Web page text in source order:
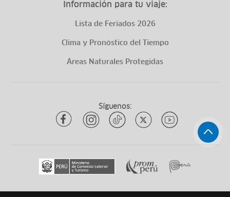
Información para tu viaje:
Lista de Feriados 2026
Clima y Pronóstico del Tiempo
Áreas Naturales Protegidas
Síguenos: